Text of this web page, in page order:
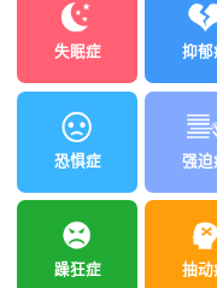
失眠症 抑郁
恐惧症 强迫
躁狂症 抽动